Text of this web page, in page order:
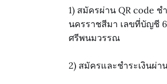
1) สมัครผ่าน QR code
นครราชสีมา เลขที่บัญชี
ศรีพนมวรรณ
2) สมัครและชำระเงินผ่า